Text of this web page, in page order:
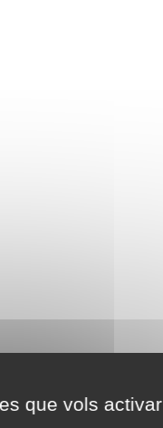
que vols activar